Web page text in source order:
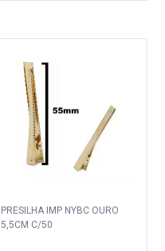
PRESILHA IMP NYBC OURO
5,5CM C/50